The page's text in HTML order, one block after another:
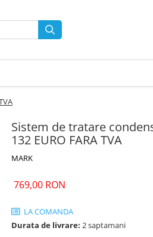
Sistem de tratare
132 EURO FARA TVA
MARK
769,00 RON
LA COMANDA
Durata de livrare: 2 saptamani